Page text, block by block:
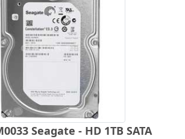
Seagate - HD 1TB SATA